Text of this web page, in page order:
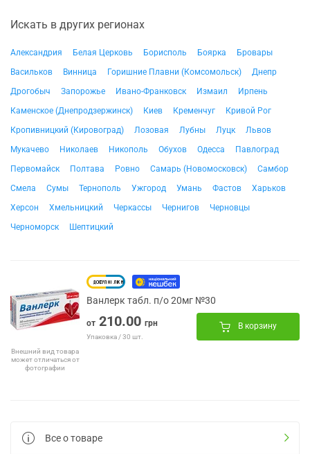
Искать в других регионах
Александрия Белая Церковь Борисполь Боярка
Бровары
Васильков
Винница Горишние Плавни (Комсомольск)
Днепр
Дрогобыч
Запорожье Ивано-Франковск Измаил
Ирпень
Каменское (Днепродзержинск)
Киев Кременчуг
Кривой Рог
Кропивницкий (Кировоград)
Лозовая Лубны Луцк
Львов
Мукачево
Николаев Никополь Обухов Одесса
Павлоград
Первомайск
Полтава Ровно Самарь (Новомосковск)
Самбор
Смела
Сумы Тернополь Ужгород Умань Фастов
Харьков
Херсон
Хмельницкий Черкассы Чернигов
Черновцы
Черноморск
Шептицкий
Внешний вид товара
может отличаться от
фотографии
Ванлерк табл. п/о 20мг №30
от 210.00 грн
Упаковка / 30 шт.
В корзину
Все о товаре